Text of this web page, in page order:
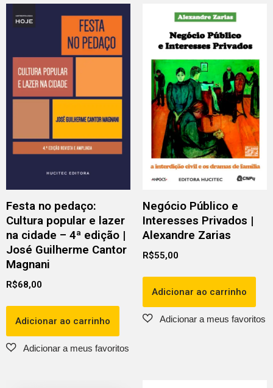
Festa no pedaço:
Cultura popular e lazer
na cidade – 4ª edição |
José Guilherme Cantor
Magnani
R$68,00
Adicionar ao carrinho
Negócio Público e
Interesses Privados |
Alexandre Zarias
R$55,00
Adicionar ao carrinho